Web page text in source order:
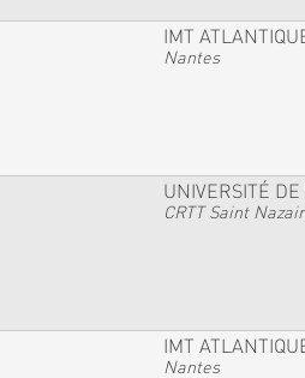
IMT
Nantes
UNIVERSITÉ
CRTT Saint
IMT
Nantes